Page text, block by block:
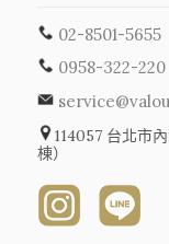
02-8501-5655
0958-322-220
114057 台北市
棟）